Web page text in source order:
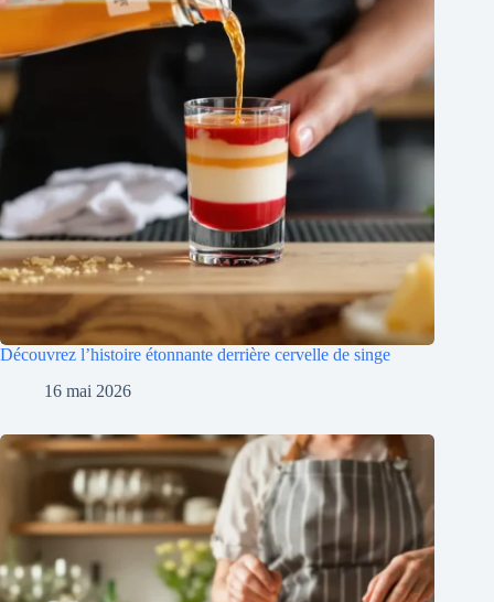
Découvrez l’histoire étonnante derrière cervelle de singe
16 mai 2026